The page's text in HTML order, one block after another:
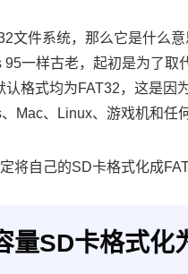
文件系统，那么它是什么
一样古老，起初是为了取
格式均为FAT32，这是因
Mac、Linux、游戏机和任
将自己的SD卡格式化成
量SD卡格式化